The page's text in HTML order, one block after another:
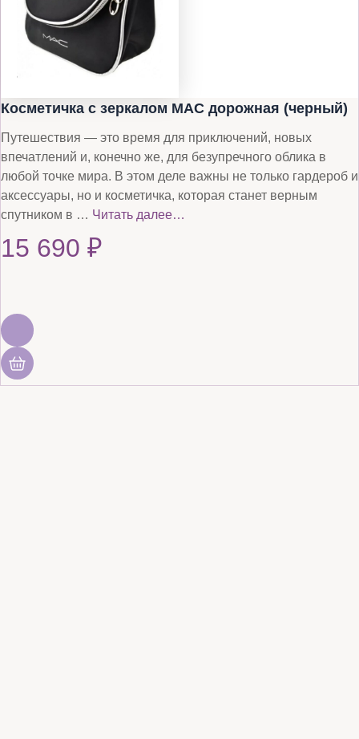
Косметичка с зеркалом MAC дорожная (черный)
Путешествия — это время для приключений, новых
впечатлений и, конечно же, для безупречного облика в
любой точке мира. В этом деле важны не только гардероб и
аксессуары, но и косметичка, которая станет верным
спутником в … Читать далее…
15 690 ₽